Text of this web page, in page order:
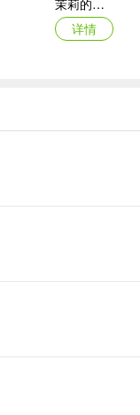
茉莉的花园ipad版
详情
人力资源机器ios版